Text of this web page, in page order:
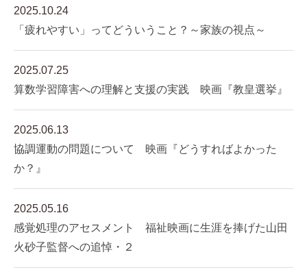
2025.10.24
「疲れやすい」ってどういうこと？～家族の視点～
2025.07.25
算数学習障害への理解と支援の実践 映画『教皇選挙』
2025.06.13
協調運動の問題について 映画『どうすればよかった
か？』
2025.05.16
感覚処理のアセスメント 福祉映画に生涯を捧げた山田
火砂子監督への追悼・２